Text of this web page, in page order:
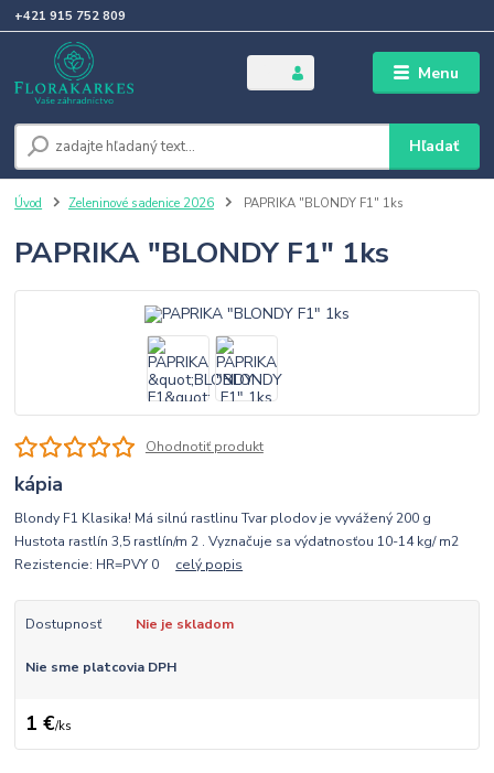
Menu
Hľadať
+421 915 752 809
Úvod Zeleninové sadenice 2026 PAPRIKA "BLONDY F1" 1ks
PAPRIKA "BLONDY F1" 1ks
Ohodnotiť produkt
kápia
Blondy F1 Klasika! Má silnú rastlinu Tvar plodov je vyvážený 200 g
Hustota rastlín 3,5 rastlín/m 2 . Vyznačuje sa výdatnosťou 10-14 kg/ m2
Rezistencie: HR=PVY 0 celý popis
Dostupnosť Nie je skladom
Nie sme platcovia DPH
1 €/ks